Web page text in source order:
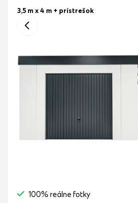
3,5 m x 4 m + prístrešok
100% reálne fotky